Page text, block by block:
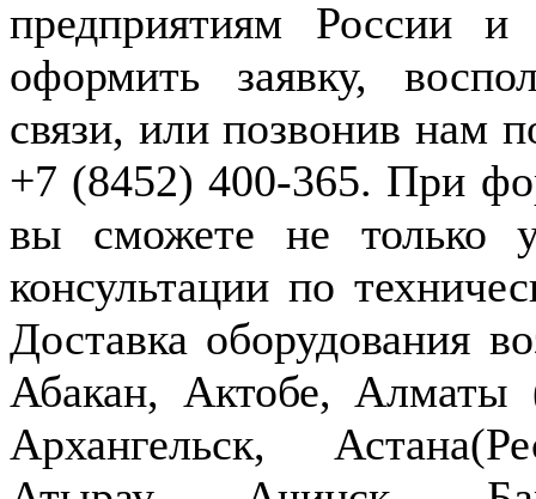
предприятиям России
оформить заявку,
связи, или позвонив нам
+7 (8452) 400-365. При
вы сможете не только
консультации по
Доставка оборудования
Абакан, Актобе,
Архангельск,